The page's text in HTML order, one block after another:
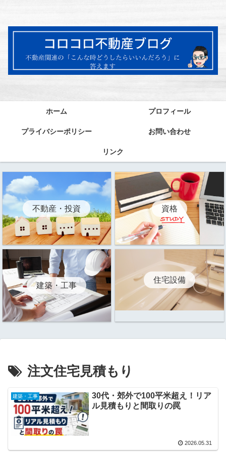
ホーム プロフィール
プライバシーポリシー お問い合わせ
リンク
不動産・投資 資格
建築・工事
住宅設備
注文住宅見積もり
建築・工事
30代・郊外で100平米超え！リア
ル見積もりと間取りの罠
2026.05.31